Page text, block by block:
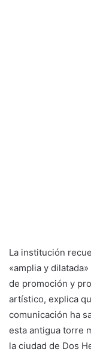
La institución
«amplia y
de promoción y
artístico, explica
comunicación ha
esta antigua torre
la ciudad de Dos